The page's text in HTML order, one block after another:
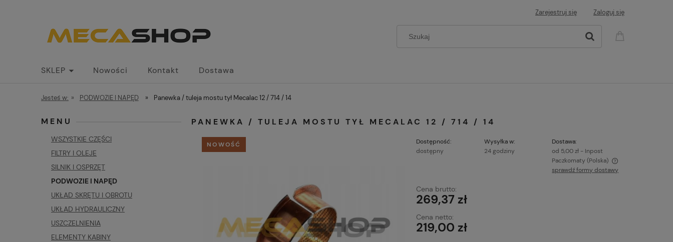
Zarejestruj się Zaloguj się
SKLEP Nowości Kontakt Dostawa
Jesteś w: » PODWOZIE I NAPĘD » Panewka / tuleja mostu tył Mecalac 12 / 714 / 14
MENU
WSZYSTKIE CZĘŚCI
FILTRY I OLEJE
SILNIK I OSPRZĘT
PODWOZIE I NAPĘD
UKŁAD SKRĘTU I OBROTU
UKŁAD HYDRAULICZNY
USZCZELNIENIA
ELEMENTY KABINY
PANEWKA / TULEJA MOSTU TYŁ MECALAC 12 / 714 / 14
NOWOŚĆ
Dostępność:
dostępny
Wysyłka w:
24 godziny
Dostawa:
od 5,00 zł - Inpost
Paczkomaty (Polska)
sprawdź formy dostawy
Cena brutto:
269,37 zł
Cena netto:
219,00 zł